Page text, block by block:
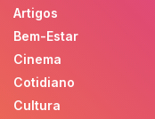
Artigos
Bem-Estar
Cinema
Cotidiano
Cultura